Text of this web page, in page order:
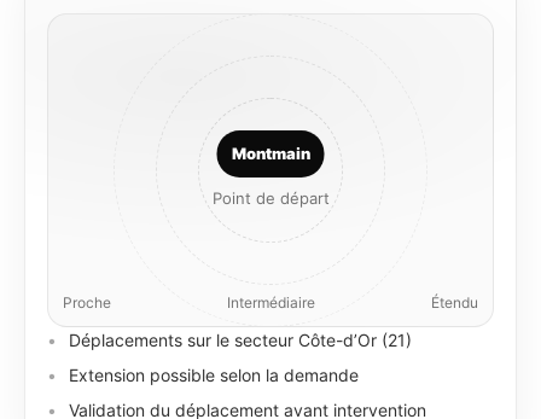
Montmain
Point de départ
Proche Intermédiaire Étendu
Déplacements sur le secteur Côte-d’Or (21)
Extension possible selon la demande
Validation du déplacement avant intervention